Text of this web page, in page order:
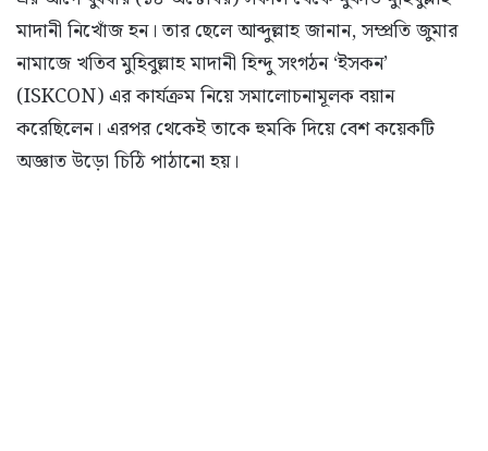
মাদানী নিখোঁজ হন। তার ছেলে আব্দুল্লাহ জানান, সম্প্রতি জুমার
নামাজে খতিব মুহিবুল্লাহ মাদানী হিন্দু সংগঠন ‘ইসকন’
(ISKCON) এর কার্যক্রম নিয়ে সমালোচনামূলক বয়ান
করেছিলেন। এরপর থেকেই তাকে হুমকি দিয়ে বেশ কয়েকটি
অজ্ঞাত উড়ো চিঠি পাঠানো হয়।